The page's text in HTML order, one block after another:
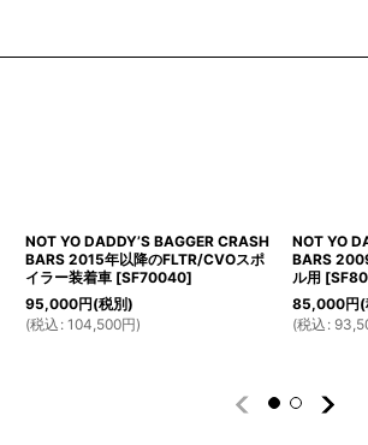
NOT YO DADDY’S BAGGER CRASH
BARS 2015年以降のFLTR/CVOスポ
イラー装着車 [SF70040]
95,000円(税別)
(税込 : 104,500円)
NOT YO
BARS
ル用 [
85,000円
(税込 :